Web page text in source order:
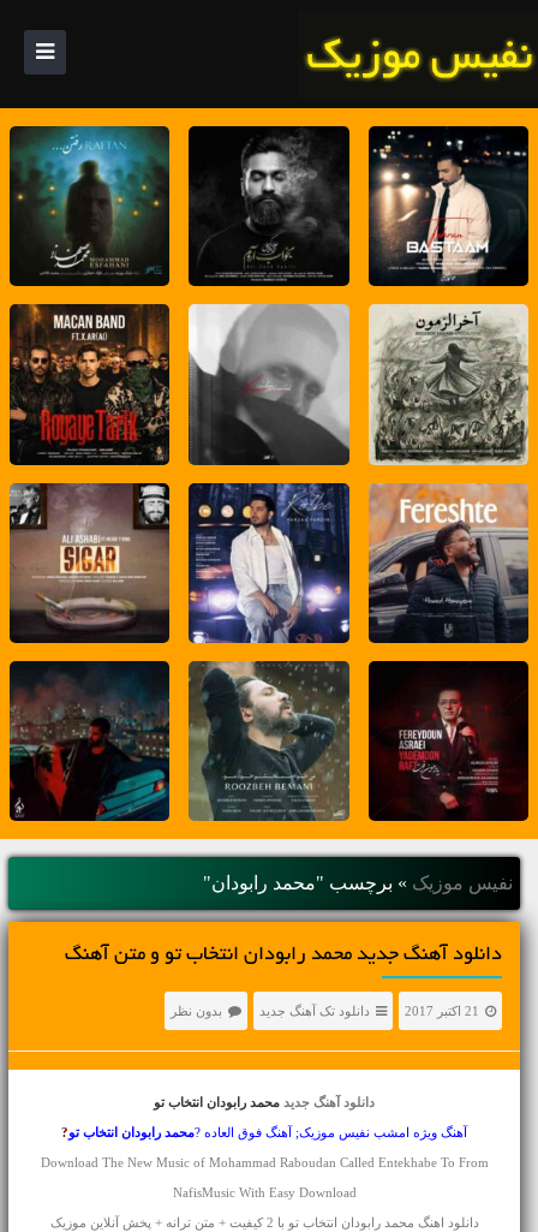
نفیس موزیک » برچسب "محمد رابودان"
دانلود آهنگ جديد محمد رابودان انتخاب تو و متن آهنگ
21 اکتبر 2017 دانلود تک آهنگ جدید بدون نظر
دانلود آهنگ جدید محمد رابودان انتخاب تو
آهنگ ویژه امشب نفیس موزیک; آهنگ فوق العاده ?محمد رابودان انتخاب تو?
Download The New Music of Mohammad Raboudan Called Entekhabe To From
NafisMusic With Easy Download
دانلود اهنگ محمد رابودان انتخاب تو با 2 کیفیت + متن ترانه + پخش آنلاین موزیک